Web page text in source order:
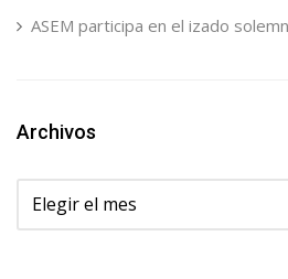
ASEM participa en el izado
Archivos
Archivos